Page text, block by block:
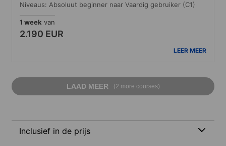
Niveaus: Absoluut beginner naar Vaardig gebruiker (C1)
1 week van
2.190 EUR
LEER MEER
LAAD MEER (2 more courses)
Inclusief in de prijs